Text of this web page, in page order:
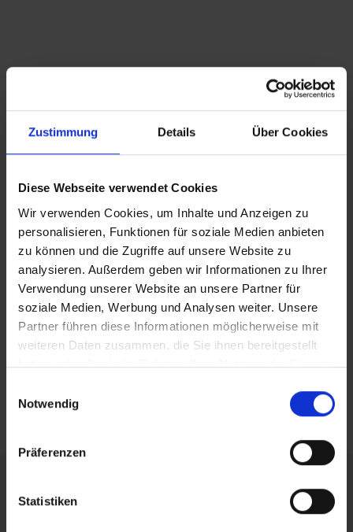
Zustimmung Details Über Cookies
Diese Webseite verwendet Cookies
Wir verwenden Cookies, um Inhalte und Anzeigen zu
personalisieren, Funktionen für soziale Medien anbieten
zu können und die Zugriffe auf unsere Website zu
analysieren. Außerdem geben wir Informationen zu Ihrer
Verwendung unserer Website an unsere Partner für
soziale Medien, Werbung und Analysen weiter. Unsere
Partner führen diese Informationen möglicherweise mit
weiteren Daten zusammen, die Sie ihnen bereitgestellt
haben oder die sie im Rahmen Ihrer Nutzung der Dienste
Notwendig
Präferenzen
Statistiken
News
13.03.2026
Wandmontage einer Ballettstange – darauf sollten Sie achten
23.02.2026
Ballettübungen für Beginner
Kostengünstige Lieferung und Versand in Deutschland und die